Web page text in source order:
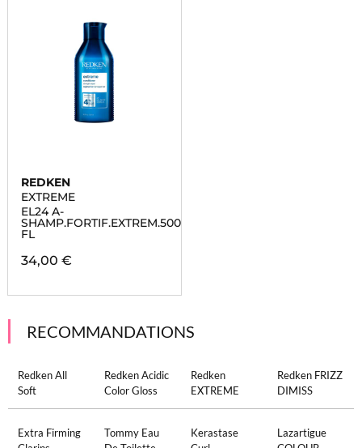
REDKEN
EXTREME
EL24 A-
SHAMP.FORTIF.EXTREM.500ML
FL
34,00 €
RECOMMANDATIONS
Redken All
Soft
Redken Acidic
Color Gloss
Redken
EXTREME
Redken FRIZZ
DIMISS
Extra Firming
Tommy Eau
Kerastase
Lazartigue